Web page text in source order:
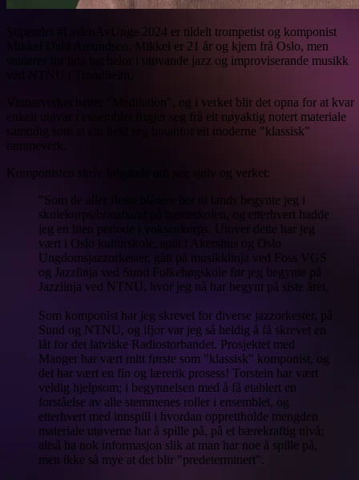
Stipendet #LydenAvUnge 2024 er tildelt trompetist og komponist
Mikkel Dahl Amundsen. Mikkel er 21 år og kjem frå Oslo, men
studerer for tida bachelor i utøvande jazz og improviserande musikk
Vinnarverket heiter "Meditation", og i verket blir det opna for at kvar
enkelt utøvar i ensemblet frigjer seg frå eit nøyaktig notert materiale
samtidig som at ein held seg innanfor eit moderne "klassisk"
rammeverk.
Komponisten skriv følgande om seg sjølv og verket:
"Som de aller fleste blåsere her til lands begynte jeg i
skolekorps/brassband på barneskolen, og etterhvert hadde
jeg en liten periode i voksenkorps. Utover dette har jeg
vært i Oslo kulturskole, spilt i Akershus og Oslo
Ungdomsjazzorkester, gått på musikklinja ved Foss VGS
og Jazzlinja ved Sund Folkehøgskole før jeg begynte på
Jazzlinja ved NTNU, hvor jeg nå har begynt på siste året.
Som komponist har jeg skrevet for diverse jazzorkester, på
Sund og NTNU, og ifjor var jeg så heldig å få skrevet en
låt for det latviske Radiostorbandet. Prosjektet med
Manger har vært mitt første som "klassisk" komponist, og
det har vært en fin og lærerik prosess! Torstein har vært
veldig hjelpsom; i begynnelsen med å få etablert en
forståelse av alle stemmenes roller i ensemblet, og
etterhvert med innspill i hvordan opprettholde mengden
materiale utøverne har å spille på, på et bærekraftig nivå;
altså ha nok informasjon slik at man har noe å spille på,
men ikke så mye at det blir "predeterminert".